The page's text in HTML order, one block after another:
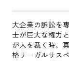
大企業の訴訟を
士が巨大な権力
が人を裁く時、
格リーガルサス